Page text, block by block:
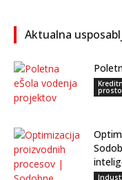
Aktualna